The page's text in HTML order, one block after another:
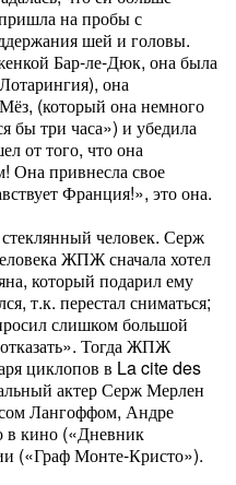
на пробы с
шей и головы.
Бар-ле-Дюк, она была
она
(который она немного
бы три часа») и убедила
от того, что она
Она привнесла свое
Франция!», это она.
человек. Серж
ЖПЖ сначала хотел
который подарил ему
т.к. перестал сниматься;
слишком большой
Тогда ЖПЖ
циклопов в La cite des
актер Серж Мерлен
Лангоффом, Андре
кино («Дневник
(«Граф Монте-Кристо»).